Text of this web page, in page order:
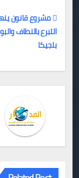
تصفّح
مشروع قانون
التبرع بالنطاف
بلجيكا